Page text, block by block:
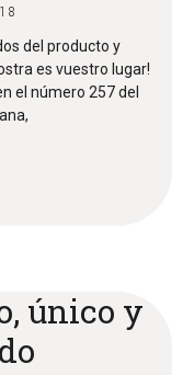
del producto y
es vuestro lugar!
el número 257 del
único y